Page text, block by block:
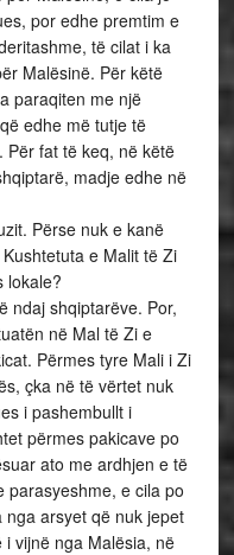
por edhe premtim e
të cilat i ka
Malësinë. Për këtë
paraqiten me një
edhe më tutje të
Për fat të keq, në këtë
madje edhe në
Përse nuk e kanë
e Malit të Zi
lokale?
ndaj shqiptarëve. Por,
në Mal të Zi e
Përmes tyre Mali i Zi
çka në të vërtet nuk
i pashembullt i
përmes pakicave po
ato me ardhjen e të
parasyeshme, e cila po
arsyet që nuk jepet
vijnë nga Malësia, në